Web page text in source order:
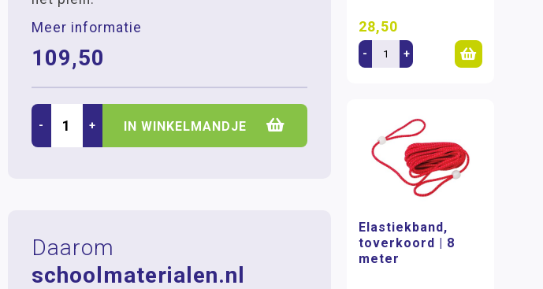
Meer informatie
109,50
- + IN WINKELMANDJE
Daarom
schoolmaterialen.nl
28,50
- +
Elastiekband,
toverkoord | 8
meter